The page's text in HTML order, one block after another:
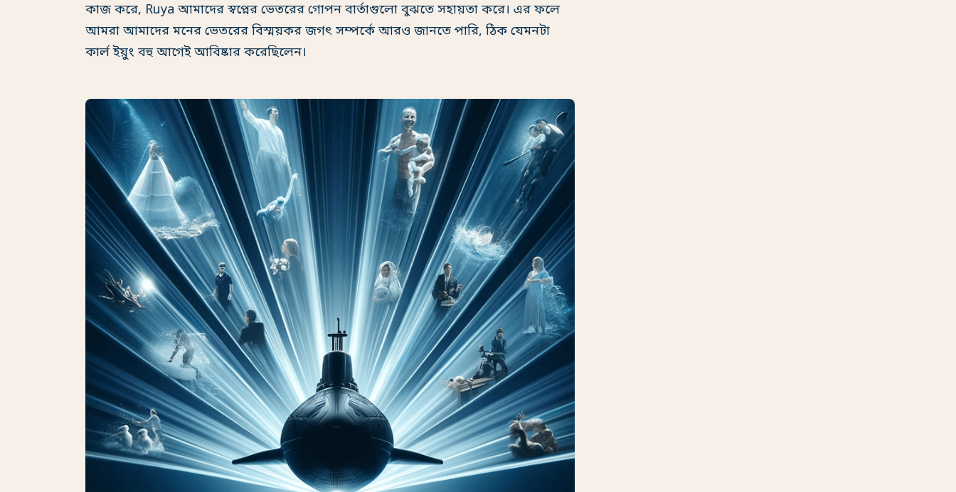
কাজ করে, Ruya আমাদের স্বপ্নের ভেতরের গোপন বার্তাগুলো বুঝতে সহায়তা করে। এর ফলে
আমরা আমাদের মনের ভেতরের বিস্ময়কর জগৎ সম্পর্কে আরও জানতে পারি, ঠিক যেমনটা
কার্ল ইয়ুং বহু আগেই আবিষ্কার করেছিলেন।